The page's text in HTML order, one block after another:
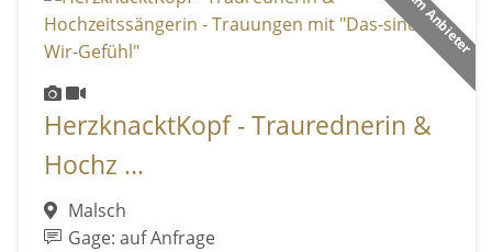
HerzknacktKopf - Traurednerin &
Hochz ...
Malsch
Gage: auf Anfrage